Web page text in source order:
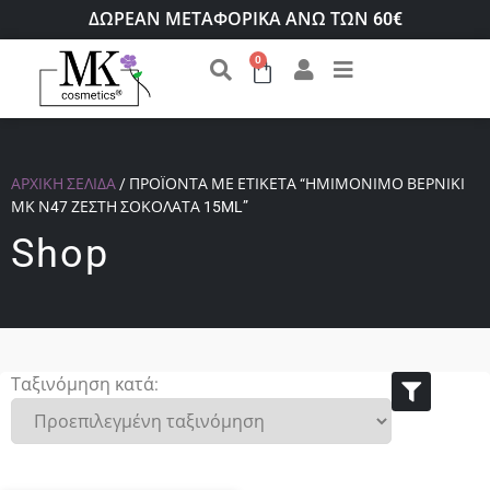
ΔΩΡΕΑΝ ΜΕΤΑΦΟΡΙΚΑ ΑΝΩ ΤΩΝ 60€
0
ΑΡΧΙΚΉ ΣΕΛΊΔΑ / ΠΡΟΪΌΝΤΑ ΜΕ ΕΤΙΚΈΤΑ “ΗΜΙΜΌΝΙΜΟ ΒΕΡΝΊΚΙ
ΜΚ Ν47 ΖΕΣΤΉ ΣΟΚΟΛΆΤΑ 15ML”
Shop
Ταξινόμηση κατά: